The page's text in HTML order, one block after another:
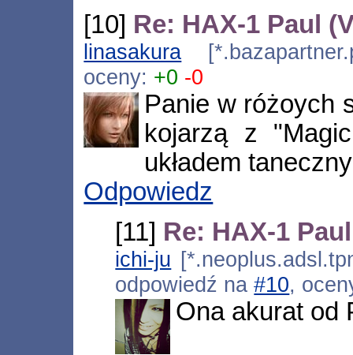
[10] Re: HAX-1 Paul
linasakura
oceny: +0 -0
Panie w różoych
kojarzą z
układem
Odpowiedz
[11] Re: HAX-1
ichi-ju
odpowiedź na#10,
Ona akurat od